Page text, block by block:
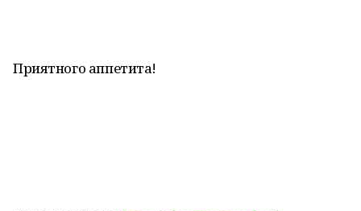
Приятного аппетита!